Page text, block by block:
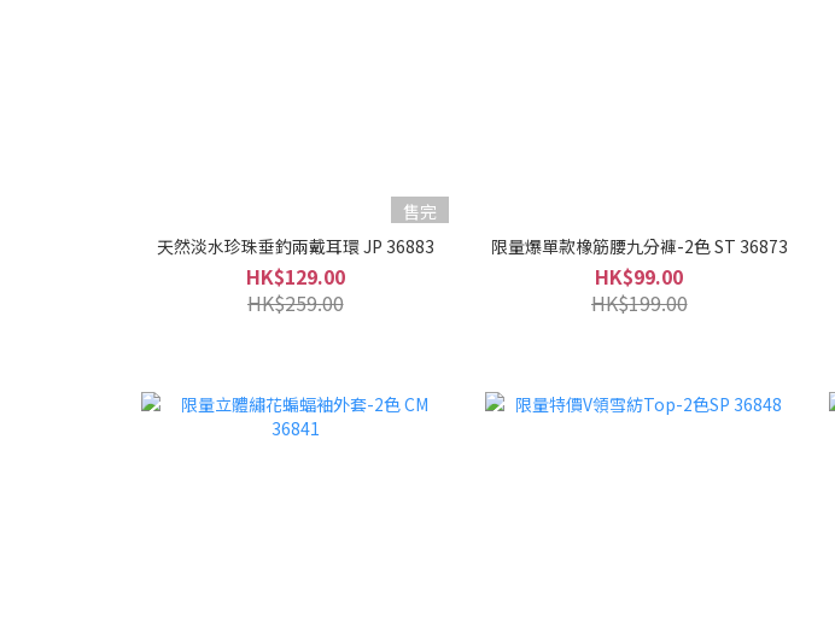
售完
天然淡水珍珠垂釣兩戴耳環 JP 36883
HK$129.00
HK$259.00
限量爆單款橡筋腰九分褲-2色 ST 36873
HK$99.00
HK$199.00